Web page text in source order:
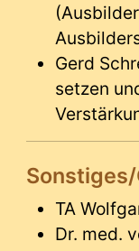
Gerd
setzen
TA
Dr. med.